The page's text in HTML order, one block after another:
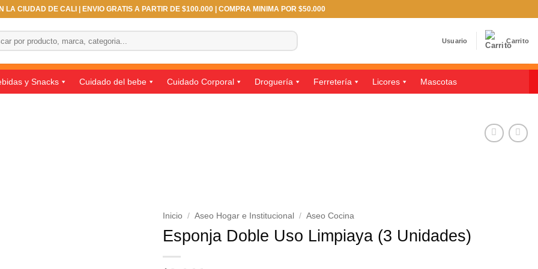
LA CIUDAD DE CALI | ENVIO GRATIS A PARTIR DE $100.000 | COMPRA MINIMA POR $50.000
Usuario Carrito
y Snacks Cuidado del bebe Cuidado Corporal Droguería Ferretería Licores Mascotas
Inicio / Aseo Hogar e Institucional / Aseo Cocina
Esponja Doble Uso Limpiaya (3 Unidades)